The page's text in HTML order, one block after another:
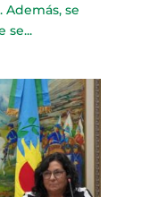
se
se...